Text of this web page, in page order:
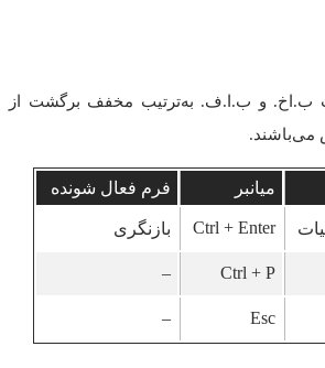
ب.اخ. و ب.ا.ف. به‌ترتیب مخفف برگشت از
می‌باشند.
میانبر فرم فعال شونده
Ctrl + Enter بازنگری
Ctrl + P
–
Esc
–